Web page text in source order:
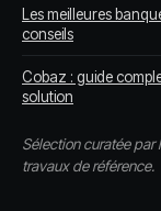
Les meilleures
conseils
Cobaz : guide
solution
Sélection curatée
travaux de référence.